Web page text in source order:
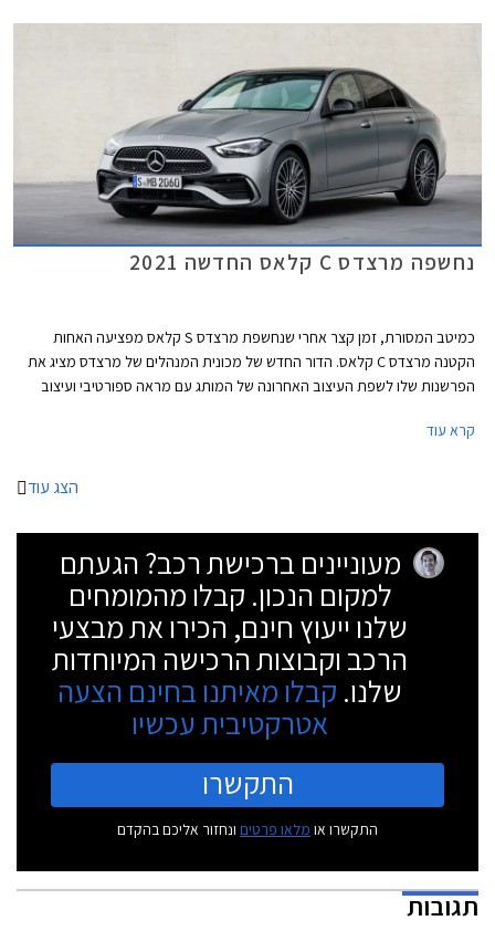
נחשפה מרצדס C קלאס החדשה 2021
כמיטב המסורת, זמן קצר אחרי שנחשפת מרצדס S קלאס מפציעה האחות
הקטנה מרצדס C קלאס. הדור החדש של מכונית המנהלים של מרצדס מציג את
הפרשנות שלו לשפת העיצוב האחרונה של המותג עם מראה ספורטיבי ועיצוב
עיצוב הדופן נקי עם קו מותניים מעודן ובתחתית הדלתות חגורה בולטת המעניקה
אף הוא מציג עיצוב נאה עם זנב ספורטיבי בזכות קורות C מסיביות וקו חלונות
קרא עוד
הצג עוד
מעוניינים ברכישת רכב? הגעתם
למקום הנכון. קבלו מהמומחים
שלנו ייעוץ חינם, הכירו את מבצעי
הרכב וקבוצות הרכישה המיוחדות
שלנו. קבלו מאיתנו בחינם הצעה
אטרקטיבית עכשיו
התקשרו
התקשרו או מלאו פרטים ונחזור אליכם בהקדם
תגובות